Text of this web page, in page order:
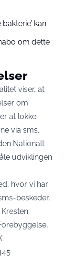
kan
om dette
viser, at
om
at lokke
via sms.
Nationalt
udviklingen
hvor vi har
beskeder,